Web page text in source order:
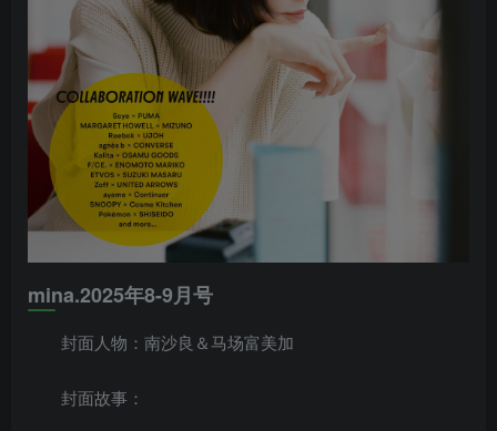
mina.2025年8-9月号
封面人物：南沙良＆马场富美加
封面故事：